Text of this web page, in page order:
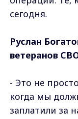
сегодня.
Руслан
ветеранов
- Это не
когда мы
заплатили за